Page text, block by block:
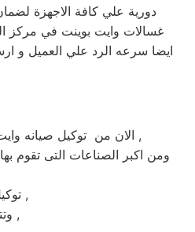
ايضا سرعه الرد علي العميل و
الان من توكيل صيانه وايت بوينت قطور المتخصص فى صيانة ثلاجات وغسالات فى قطور حيث تعتبر شركة وايت بوينت بقطور من اكبر الشركات فى قطور فى صيانة الاجهزة الكهربائيه ,
ومن اكبر الصناعات التى تقوم
ماركة وايت بوينت على يد خبراء الصيانة المعتمدين للماركات العالمية ,
وتتميز الشركة بانتشار فروعها فى جميع انحاء الجمهوريه حيث يوجد أسرع فريق للوصول الى العملاء على مدار اليوم يصلك الفريق اينما كنت ,